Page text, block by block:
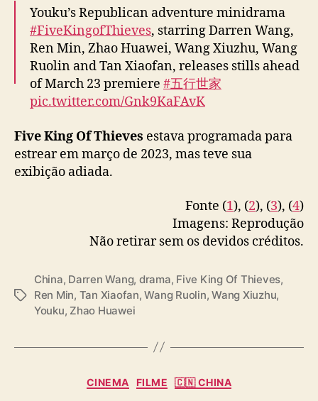
Youku’s Republican adventure minidrama
#FiveKingofThieves, starring Darren Wang,
Ren Min, Zhao Huawei, Wang Xiuzhu, Wang
Ruolin and Tan Xiaofan, releases stills ahead
of March 23 premiere #五行世家
pic.twitter.com/Gnk9KaFAvK
— cdrama tweets (@dramapotatoe)March
21, 2024
Five King Of Thieves estava programada para
estrear em março de 2023, mas teve sua
exibição adiada.
Fonte (1), (2), (3), (4)
Imagens: Reprodução
Não retirar sem os devidos créditos.
T
China, Darren Wang, drama, Five King Of Thieves,
Ren Min, Tan Xiaofan,Wang Ruolin,Wang Xiuzhu,
Youku, Zhao Huawei
C
CINEMA FILME 🇨🇳 CHINA